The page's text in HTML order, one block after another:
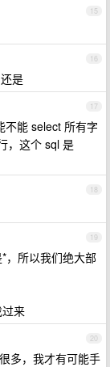
15
16
是
17
不能 select 所有字
，这个 sql 是
18
19
，所以我们绝大部
来
20
多，我才有可能手